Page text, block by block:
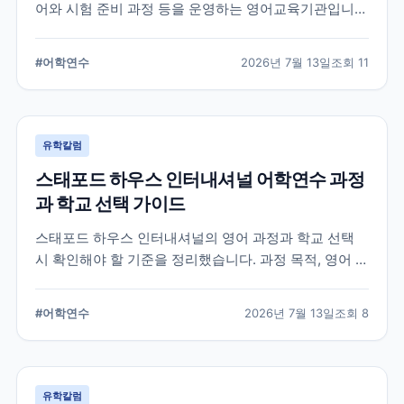
어와 시험 준비 과정 등을 운영하는 영어교육기관입니
#어학연수 2026년 7월 13일조회 11
유학칼럼
스태포드 하우스 인터내셔널 어학연수 과정
과 학교 선택 가이드
스태포드 하우스 인터내셔널의 영어 과정과 학교 선택
시 확인해야 할 기준을 정리했습니다. 과정 목적, 영어 수
#어학연수 2026년 7월 13일조회 8
유학칼럼